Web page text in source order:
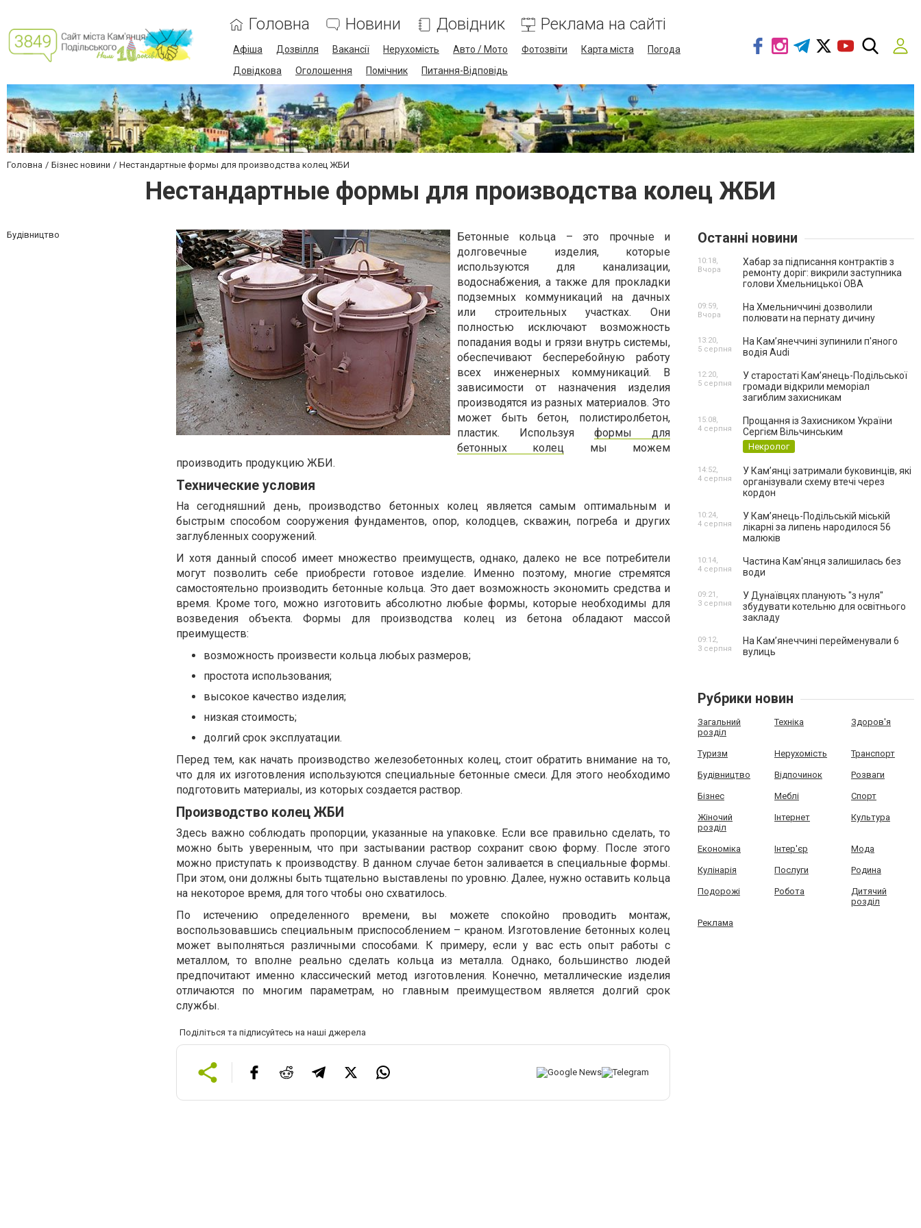
Головна Новини Довідник Реклама на сайті
Афіша Дозвілля Вакансії Нерухомість Авто / Мото Фотозвіти Карта міста
Погода
Довідкова
Оголошення Помічник Питання-Відповідь
Головна Бізнес новини Нестандартные формы для производства колец ЖБИ
Нестандартные формы для производства колец ЖБИ
Будівництво
Бетонные кольца – это прочные и
долговечные изделия, которые
используются для канализации,
водоснабжения, а также для прокладки
подземных коммуникаций на дачных
или строительных участках. Они
полностью исключают возможность
попадания воды и грязи внутрь системы,
обеспечивают бесперебойную работу
всех инженерных коммуникаций. В
зависимости от назначения изделия
производятся из разных материалов. Это
может быть бетон, полистиролбетон,
пластик. Используя формы для
бетонных колец мы можем
производить продукцию ЖБИ.
Технические условия
На сегодняшний день, производство бетонных колец является самым оптимальным и
быстрым способом сооружения фундаментов, опор, колодцев, скважин, погреба и других
заглубленных сооружений.
И хотя данный способ имеет множество преимуществ, однако, далеко не все потребители
могут позволить себе приобрести готовое изделие. Именно поэтому, многие стремятся
самостоятельно производить бетонные кольца. Это дает возможность экономить средства и
время. Кроме того, можно изготовить абсолютно любые формы, которые необходимы для
возведения объекта. Формы для производства колец из бетона обладают массой
преимуществ:
возможность произвести кольца любых размеров;
простота использования;
высокое качество изделия;
низкая стоимость;
долгий срок эксплуатации.
Перед тем, как начать производство железобетонных колец, стоит обратить внимание на то,
что для их изготовления используются специальные бетонные смеси. Для этого необходимо
подготовить материалы, из которых создается раствор.
Производство колец ЖБИ
Здесь важно соблюдать пропорции, указанные на упаковке. Если все правильно сделать, то
можно быть уверенным, что при застывании раствор сохранит свою форму. После этого
можно приступать к производству. В данном случае бетон заливается в специальные формы.
При этом, они должны быть тщательно выставлены по уровню. Далее, нужно оставить кольца
на некоторое время, для того чтобы оно схватилось.
По истечению определенного времени, вы можете спокойно проводить монтаж,
воспользовавшись специальным приспособлением – краном. Изготовление бетонных колец
может выполняться различными способами. К примеру, если у вас есть опыт работы с
металлом, то вполне реально сделать кольца из металла. Однако, большинство людей
предпочитают именно классический метод изготовления. Конечно, металлические изделия
отличаются по многим параметрам, но главным преимуществом является долгий срок
службы.
Поділіться та підписуйтесь на наші джерела
Останні новини
Хабар за підписання контрактів з
ремонту доріг: викрили заступника
голови Хмельницької ОВА
10:18,
Вчора
На Хмельниччині дозволили
полювати на пернату дичину
09:59,
Вчора
На Камʼянеччині зупинили п'яного
водія Audi
13:20,
5 серпня
У старостаті Кам’янець-Подільської
громади відкрили меморіал
загиблим захисникам
12:20,
5 серпня
Прощання із Захисником України
Сергієм Вільчинським
Некролог
15:08,
4 серпня
У Кам’янці затримали буковинців, які
організували схему втечі через
кордон
14:52,
4 серпня
У Кам’янець-Подільській міській
лікарні за липень народилося 56
малюків
10:24,
4 серпня
Частина Кам'янця залишилась без
води
10:14,
4 серпня
У Дунаївцях планують "з нуля"
збудувати котельню для освітнього
закладу
09:21,
3 серпня
На Камʼянеччині перейменували 6
вулиць
09:12,
3 серпня
Рубрики новин
Загальний
розділ
Техніка Здоров'я
Туризм Нерухомість Транспорт
Будівництво Відпочинок Розваги
Бізнес Меблі Спорт
Жіночий
розділ
Інтернет Культура
Економіка Інтер'єр Мода
Кулінарія Послуги Родина
Подорожі Робота
Дитячий
розділ
Реклама